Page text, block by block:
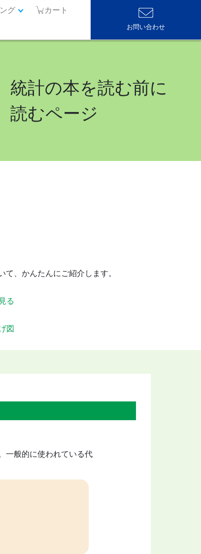
カート
グ
お問い合わせ
統計の本を読む前に
読むページ
、かんたんにご紹介します。
る
図
一般的に使われている代